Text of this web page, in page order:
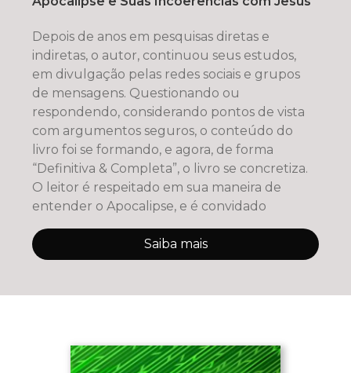
Depois de anos em pesquisas diretas e
indiretas, o autor, continuou seus estudos,
em divulgação pelas redes sociais e grupos
de mensagens. Questionando ou
respondendo, considerando pontos de vista
com argumentos seguros, o conteúdo do
livro foi se formando, e agora, de forma
“Definitiva & Completa”, o livro se concretiza.
O leitor é respeitado em sua maneira de
entender o Apocalipse, e é convidado
Saiba mais